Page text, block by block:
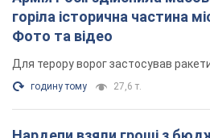
Російська армія обстріляла
багатоповерхівки в
більше 20 постраждалих
Ворог навмисно обстрілює житлові